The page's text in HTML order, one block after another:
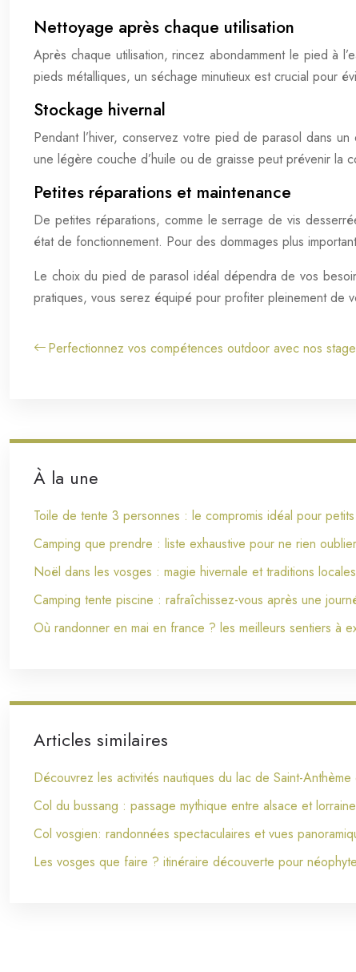
Nettoyage après chaque utilisation
Après chaque utilisation, rincez abondamment le pied à
pieds métalliques, un séchage minutieux est crucial pour
Stockage hivernal
Pendant l’hiver, conservez votre pied de parasol dans
une légère couche d’huile ou de graisse peut prévenir la
Petites réparations et maintenance
De petites réparations, comme le serrage de vis
état de fonctionnement. Pour des dommages plus
Le choix du pied de parasol idéal dépendra de vos
pratiques, vous serez équipé pour profiter pleinement de
Perfectionnez vos compétences outdoor avec nos
À la une
Toile de tente 3 personnes : le compromis idéal pour
Camping que prendre : liste exhaustive pour ne rien
Noël dans les vosges : magie hivernale et traditions locales
Camping tente piscine : rafraîchissez-vous après une
Où randonner en mai en france ? les meilleurs sentiers à
Articles similaires
Découvrez les activités nautiques du lac de Saint-Anthème
Col du bussang : passage mythique entre alsace et lorraine
Col vosgien: randonnées spectaculaires et vues
Les vosges que faire ? itinéraire découverte pour